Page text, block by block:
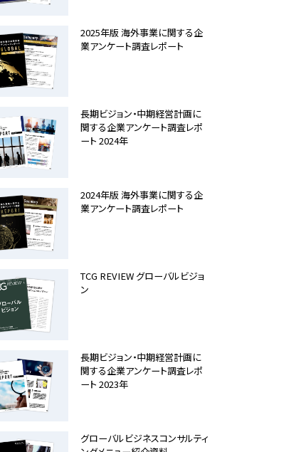
2025年版 海外事業に関する企
業アンケート調査レポート
長期ビジョン・中期経営計画に
関する企業アンケート調査レポ
ート 2024年
2024年版 海外事業に関する企
業アンケート調査レポート
TCG REVIEW グローバルビジョ
ン
長期ビジョン・中期経営計画に
関する企業アンケート調査レポ
ート 2023年
グローバルビジネスコンサルティ